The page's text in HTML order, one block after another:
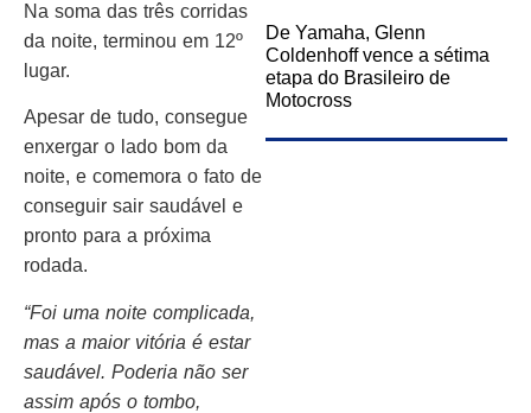
Na soma das três corridas
da noite, terminou em 12º
lugar.
Apesar de tudo, consegue
enxergar o lado bom da
noite, e comemora o fato de
conseguir sair saudável e
pronto para a próxima
rodada.
“Foi uma noite complicada,
mas a maior vitória é estar
saudável. Poderia não ser
assim após o tombo,
De Yamaha, Glenn
Coldenhoff vence a sétima
etapa do Brasileiro de
Motocross